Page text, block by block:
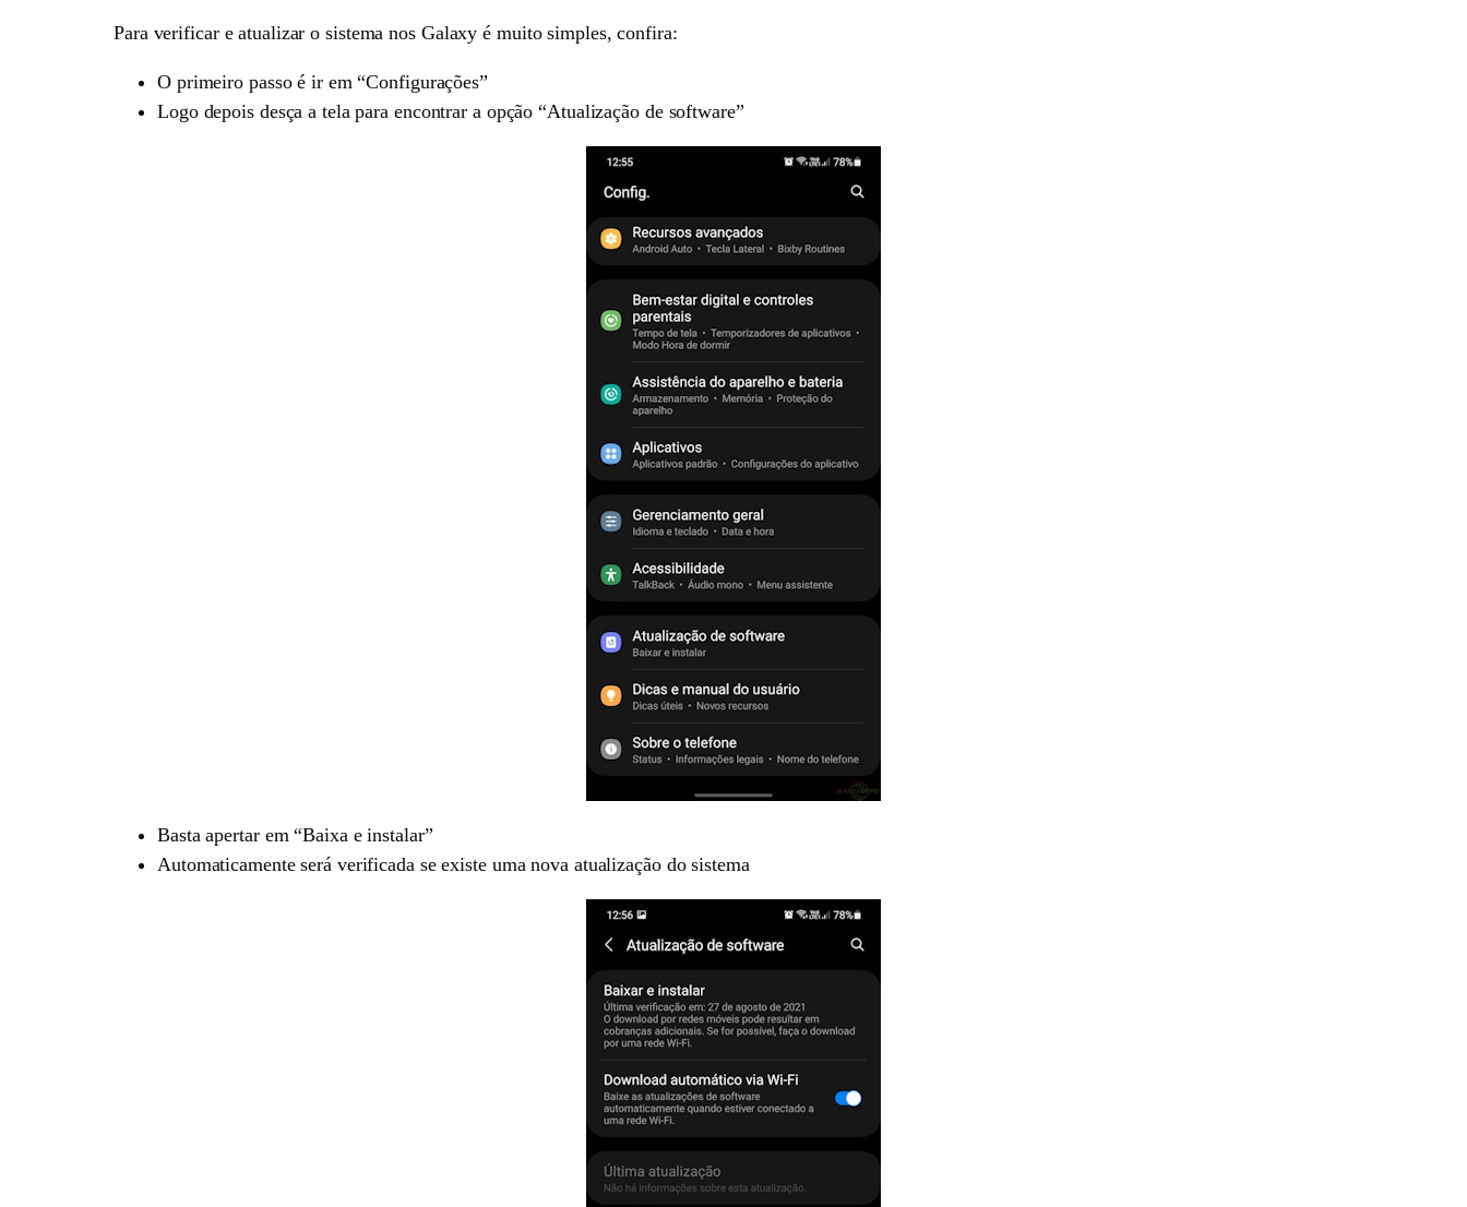
Para verificar e atualizar o sistema nos Galaxy é muito simples, confira:
O primeiro passo é ir em “Configurações”
Logo depois desça a tela para encontrar a opção “Atualização de software”
Basta apertar em “Baixa e instalar”
Automaticamente será verificada se existe uma nova atualização do sistema